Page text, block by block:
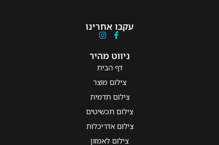
עקבו אחרינו
ניווט מהיר
דף הבית
צילום מוצר
צילום תדמית
צילום תכשיטים
צילום אדריכלות
צילום לאמזון